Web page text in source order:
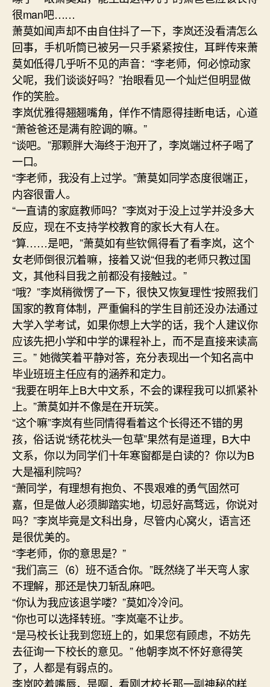
很man吧……
萧莫如闻声却不由自住抖了一下，李岚还没看清怎么
回事，手机听筒已被另一只手紧紧按住，耳畔传来萧
莫如低得几乎听不见的声音：“李老师，何必惊动家
父呢，我们谈谈好吗？”抬眼看见一个灿烂但明显做
作的笑脸。
李岚优雅得翘翘嘴角，佯作不情愿得挂断电话，心道
“萧爸爸还是满有腔调的嘛。”
“谈吧。”那颗胖大海终于泡开了，李岚端过杯子喝了
一口。
“李老师，我没有上过学。”萧莫如同学态度很端正，
内容很雷人。
“一直请的家庭教师吗？”李岚对于没上过学并没多大
反应，现在不支持学校教育的家长大有人在。
“算……是吧，”萧莫如有些钦佩得看了看李岚，这个
女老师倒很沉着嘛，接着又说“但我的老师只教过国
文，其他科目我之前都没有接触过。”
“哦？”李岚稍微愣了一下，很快又恢复理性“按照我们
国家的教育体制，严重偏科的学生目前还没办法通过
大学入学考试，如果你想上大学的话，我个人建议你
应该先把小学和中学的课程补上，而不是直接来读高
三。” 她微笑着平静对答，充分表现出一个知名高中
毕业班班主任应有的涵养和定力。
“我要在明年上B大中文系，不会的课程我可以抓紧补
上。”萧莫如并不像是在开玩笑。
“这个嘛”李岚有些同情得看着这个长得还不错的男
孩，俗话说“绣花枕头一包草”果然有是道理，B大中
文系，你以为同学们十年寒窗都是白读的？你以为B
大是福利院吗？
“萧同学，有理想有抱负、不畏艰难的勇气固然可
嘉，但是做人必须脚踏实地，切忌好高骛远，你说对
吗？”李岚毕竟是文科出身，尽管内心窝火，语言还
是很优美的。
“李老师，你的意思是？”
“我们高三（6）班不适合你。”既然绕了半天弯人家
不理解，那还是快刀斩乱麻吧。
“你认为我应该退学喽？”莫如冷冷问。
“你也可以选择转班。”李岚毫不让步。
“是马校长让我到您班上的，如果您有顾虑，不妨先
去征询一下校长的意见。” 他朝李岚不怀好意得笑
了，人都是有弱点的。
李岚咬着嘴唇，是啊，看刚才校长那一副神秘的样